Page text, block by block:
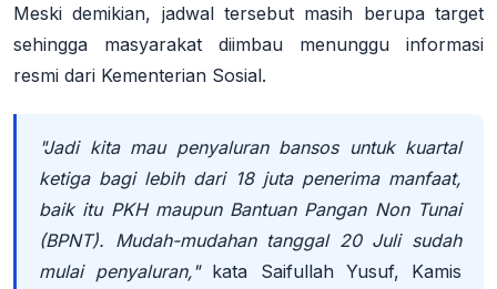
Meski demikian, jadwal tersebut masih berupa target
sehingga masyarakat diimbau menunggu informasi
resmi dari Kementerian Sosial.
"Jadi kita mau penyaluran bansos untuk kuartal
ketiga bagi lebih dari 18 juta penerima manfaat,
baik itu PKH maupun Bantuan Pangan Non Tunai
(BPNT). Mudah-mudahan tanggal 20 Juli sudah
mulai penyaluran,"kata Saifullah Yusuf, Kamis